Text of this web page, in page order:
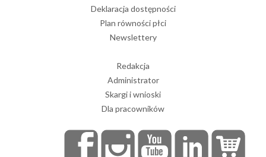
Deklaracja dostępności
Plan równości płci
Newslettery
Redakcja
Administrator
Skargi i wnioski
Dla pracowników